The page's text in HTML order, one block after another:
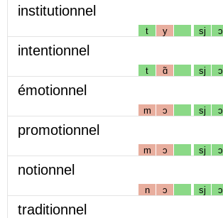
institutionnel
t y sj ɔ
intentionnel
t ɑ̃ sj ɔ
émotionnel
m ɔ sj ɔ
promotionnel
m ɔ sj ɔ
notionnel
n ɔ sj ɔ
traditionnel